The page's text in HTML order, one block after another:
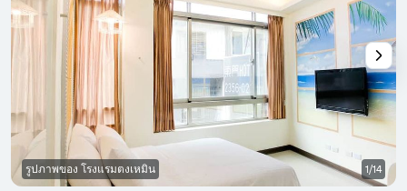
รูปภาพของ โรงแรมตงเหมิน 1/14